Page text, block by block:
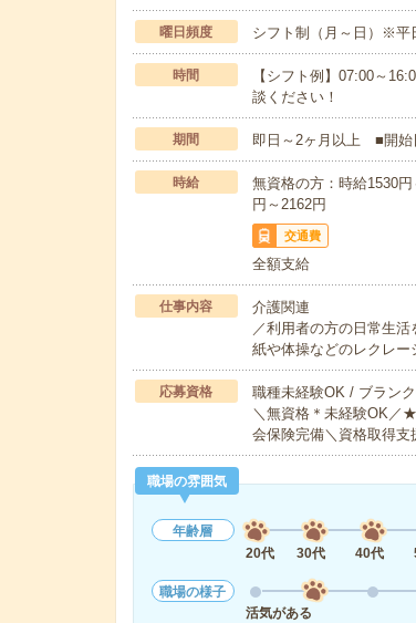
曜日頻度 シフト制（月～日）※平
時間
【シフト例】07:00～
談ください！
期間 即日～2ヶ月以上 ■開始
時給
無資格の方：時給1530
円～2162円
交通費
全額支給
仕事内容
介護関連
／利用者の方の日常生
紙や体操などのレクレ
応募資格
職種未経験OK / ブラン
＼無資格＊未経験OK／
会保険完備＼資格取得
職場の雰囲気
年齢層
20代
30代 40代
職場の様子
活気がある